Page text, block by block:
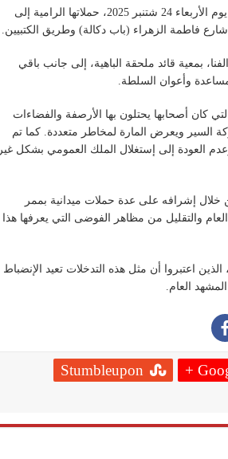
واصلت السلطات المحلية بالمدينة العتيقة بمراكش، صباح يوم الأربعاء 24 شتنبر 2025، حملاتها الرامية إلى
فاطمة الزهراء (باب دكالة) وطريق الكتبيين.
بمعية قائد ملحقة الباهية، إلى جانب باقي
وأعوان السلطة.
كان أصحابها يحتلون بها الأرصفة والفضاءات
السير ويعرض المارة لمخاطر متعددة. كما تم
العودة إلى إستغلال الملك العمومي بشكل غير
خلال إشرافه على عدة حملات ميدانية بممر
والتقليل من مظاهر الفوضى التي يعرفها هذا
اعتبروا أن مثل هذه التدخلات تعيد الإنضباط
العام.
Stumbleupon